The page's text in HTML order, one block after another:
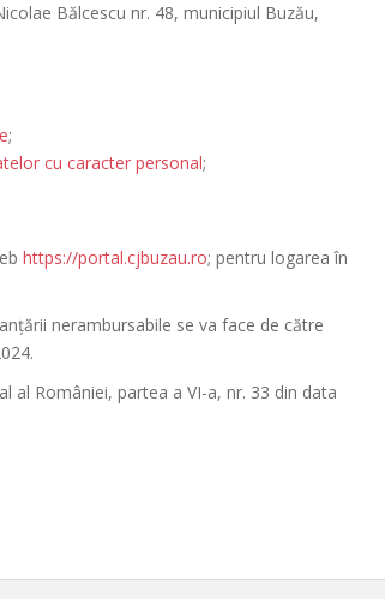
Bălcescu nr. 48, municipiul Buzău,
;
cu caracter personal;
https://portal.cjbuzau.ro; pentru logarea în
nerambursabile se va face de către
al României, partea a VI-a, nr. 33 din data